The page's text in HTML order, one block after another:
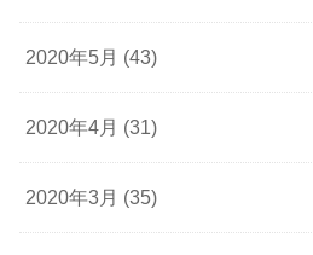
2020年5月 (43)
2020年4月 (31)
2020年3月 (35)